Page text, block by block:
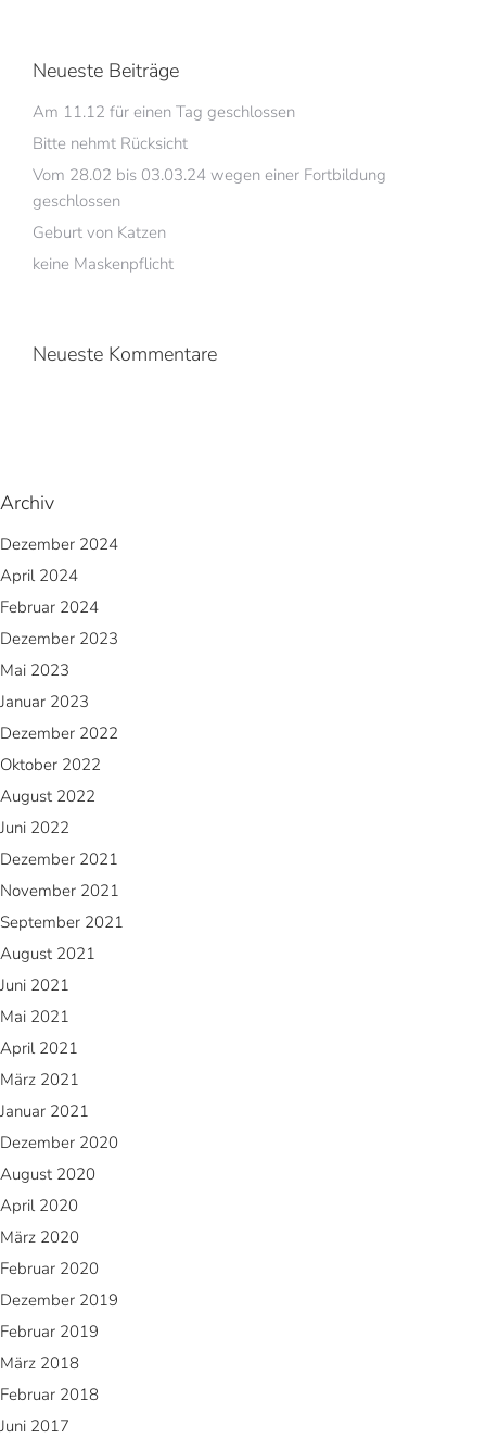
Neueste Beiträge
Am 11.12 für einen Tag geschlossen
Bitte nehmt Rücksicht
Vom 28.02 bis 03.03.24 wegen einer Fortbildung
geschlossen
Geburt von Katzen
keine Maskenpflicht
Neueste Kommentare
Archiv
Dezember 2024
April 2024
Februar 2024
Dezember 2023
Mai 2023
Januar 2023
Dezember 2022
Oktober 2022
August 2022
Juni 2022
Dezember 2021
November 2021
September 2021
August 2021
Juni 2021
Mai 2021
April 2021
März 2021
Januar 2021
Dezember 2020
August 2020
April 2020
März 2020
Februar 2020
Dezember 2019
Februar 2019
März 2018
Februar 2018
Juni 2017